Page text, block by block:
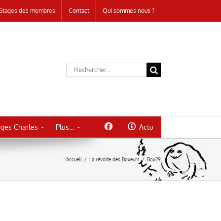
des membres Contact Qui sommes nous ?
Rechercher:
Charles Plus… Actu
Accueil / La révolte des Boxeurs / Box29